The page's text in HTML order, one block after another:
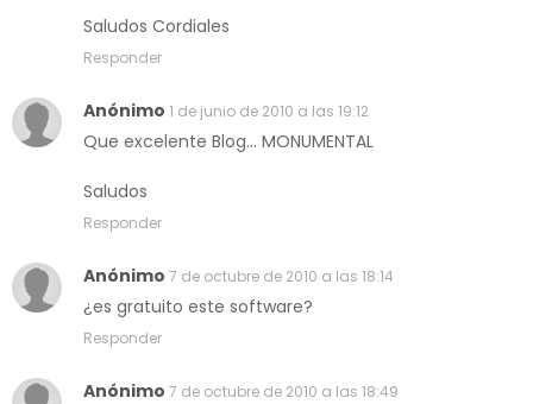
Saludos Cordiales
Responder
Anónimo 1 de junio de 2010 a las 19:12
Que excelente Blog... MONUMENTAL
Saludos
Responder
Anónimo 7 de octubre de 2010 a las 18:14
¿es gratuito este software?
Responder
Anónimo 7 de octubre de 2010 a las 18:49